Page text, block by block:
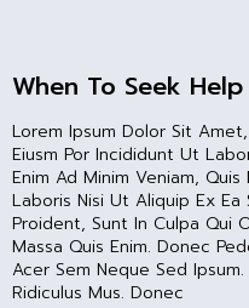
When To Seek Help
Lorem Ipsum Dolor Sit
Eiusm Por Incididunt Ut
Enim Ad Minim Veniam,
Laboris Nisi Ut Aliquip Ex
Proident, Sunt In Culpa Qui
Massa Quis Enim. Donec
Acer Sem Neque Sed
Ridiculus Mus. Donec